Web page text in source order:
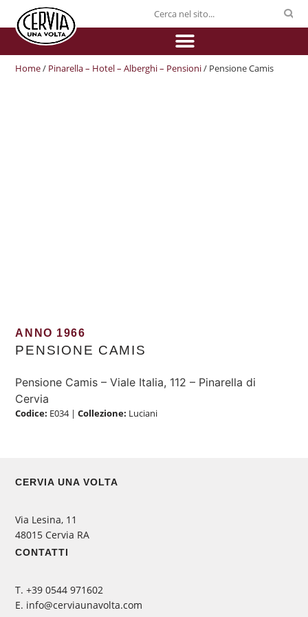
Home/ Pinarella – Hotel – Alberghi – Pensioni/ Pensione Camis
ANNO 1966
PENSIONE CAMIS
Pensione Camis – Viale Italia, 112 – Pinarella di
Cervia
Codice: E034|Collezione: Luciani
CERVIA UNA VOLTA
Via Lesina, 11
48015 Cervia RA
CONTATTI
‭T. +39 0544 971602
E. info@cerviaunavolta.com